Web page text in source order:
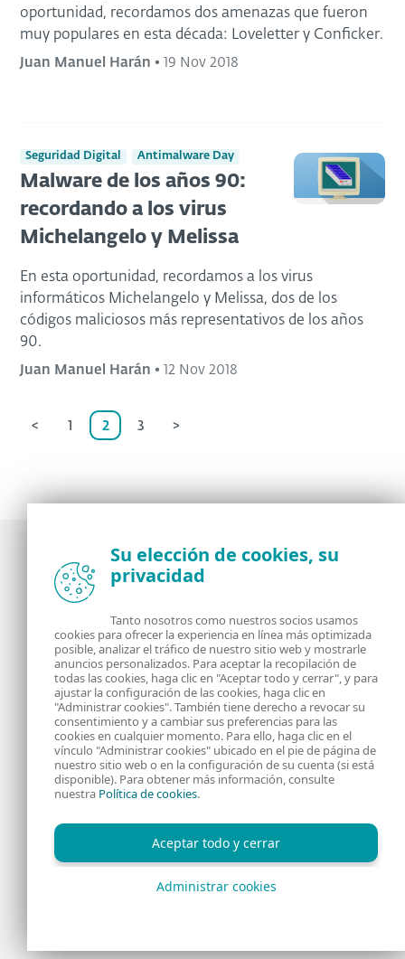
oportunidad, recordamos dos amenazas que fueron
muy populares en esta década: Loveletter y Conficker.
Juan Manuel Harán • 19 Nov 2018
Seguridad Digital Antimalware Day
Malware de los años 90:
recordando a los virus
Michelangelo y Melissa
En esta oportunidad, recordamos a los virus
informáticos Michelangelo y Melissa, dos de los
códigos maliciosos más representativos de los años
90.
Juan Manuel Harán • 12 Nov 2018
< 1 2 3 >
Noticias, opiniones y análisis de la comunidad de
seguridad de ESET
Acerca de RSS Feed
Contáctanos Dirección
Información Legal Política de Cookies
Política de privacidad
Su elección de cookies, su
privacidad
Tanto nosotros como nuestros socios usamos
cookies para ofrecer la experiencia en línea más optimizada
posible, analizar el tráfico de nuestro sitio web y mostrarle
anuncios personalizados. Para aceptar la recopilación de
todas las cookies, haga clic en "Aceptar todo y cerrar", y para
ajustar la configuración de las cookies, haga clic en
"Administrar cookies". También tiene derecho a revocar su
consentimiento y a cambiar sus preferencias para las
cookies en cualquier momento. Para ello, haga clic en el
vínculo "Administrar cookies" ubicado en el pie de página de
nuestro sitio web o en la configuración de su cuenta (si está
disponible). Para obtener más información, consulte
nuestra Política de cookies.
Aceptar todo y cerrar
Administrar cookies